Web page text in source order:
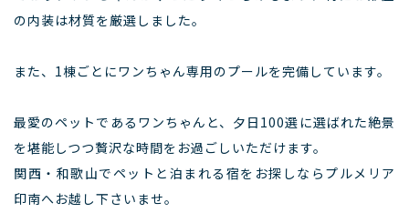
の内装は材質を厳選しました。
また、1棟ごとにワンちゃん専用のプールを完備しています。
最愛のペットであるワンちゃんと、夕日100選に選ばれた絶景
を堪能しつつ贅沢な時間をお過ごしいただけます。
関西・和歌山でペットと泊まれる宿をお探しならプルメリア
印南へお越し下さいませ。